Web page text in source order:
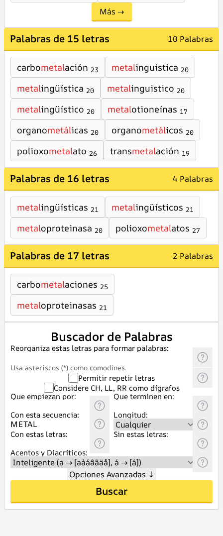
Más →
Palabras de 15 letras 10 Palabras
carbometalación 23 metalinguistica 20
metalingüística 20 metalinguistico 20
metalingüístico 20 metalotioneínas 17
organometálicas 20 organometálicos 20
polioxometalato 26 transmetalación 19
Palabras de 16 letras 4 Palabras
metalingüísticas 21 metalingüísticos 21
metaloproteinasa 20 polioxometalatos 27
Palabras de 17 letras 2 Palabras
carbometalaciones 25
metaloproteinasas 21
Buscador de Palabras
Reorganiza estas letras para formar palabras:
Usa asteriscos (*) como comodines.
Permitir repetir letras
Considere CH, LL, RR como dígrafos
Que empiezan por:
Que terminen en:
Con esta secuencia:
Longitud:
Con estas letras:
Sin estas letras:
Acentos y Diacríticos:
Opciones Avanzadas ↓
Buscar